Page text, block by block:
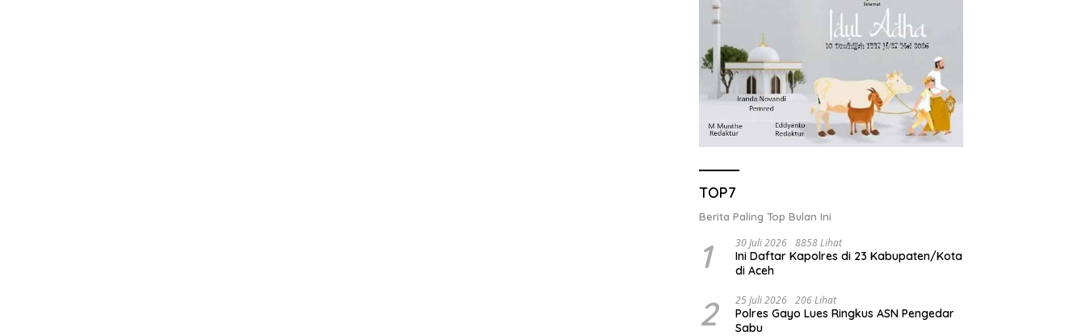
TOP7
Berita Paling Top Bulan Ini
1 30 Juli 2026 8858 Lihat
Ini Daftar Kapolres di 23 Kabupaten/Kota
di Aceh
2 25 Juli 2026 206 Lihat
Polres Gayo Lues Ringkus ASN Pengedar
Sabu